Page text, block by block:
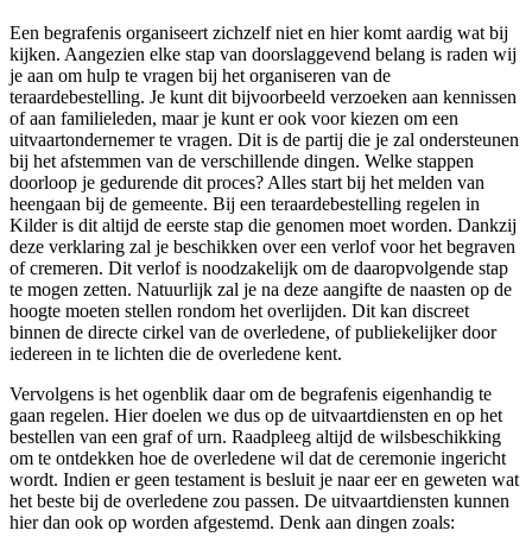
Een begrafenis organiseert zichzelf niet en hier komt aardig wat bij
kijken. Aangezien elke stap van doorslaggevend belang is raden wij
je aan om hulp te vragen bij het organiseren van de
teraardebestelling. Je kunt dit bijvoorbeeld verzoeken aan kennissen
of aan familieleden, maar je kunt er ook voor kiezen om een
uitvaartondernemer te vragen. Dit is de partij die je zal ondersteunen
bij het afstemmen van de verschillende dingen. Welke stappen
doorloop je gedurende dit proces? Alles start bij het melden van
heengaan bij de gemeente. Bij een teraardebestelling regelen in
Kilder is dit altijd de eerste stap die genomen moet worden. Dankzij
deze verklaring zal je beschikken over een verlof voor het begraven
of cremeren. Dit verlof is noodzakelijk om de daaropvolgende stap
te mogen zetten. Natuurlijk zal je na deze aangifte de naasten op de
hoogte moeten stellen rondom het overlijden. Dit kan discreet
binnen de directe cirkel van de overledene, of publiekelijker door
iedereen in te lichten die de overledene kent.
Vervolgens is het ogenblik daar om de begrafenis eigenhandig te
gaan regelen. Hier doelen we dus op de uitvaartdiensten en op het
bestellen van een graf of urn. Raadpleeg altijd de wilsbeschikking
om te ontdekken hoe de overledene wil dat de ceremonie ingericht
wordt. Indien er geen testament is besluit je naar eer en geweten wat
het beste bij de overledene zou passen. De uitvaartdiensten kunnen
hier dan ook op worden afgestemd. Denk aan dingen zoals: